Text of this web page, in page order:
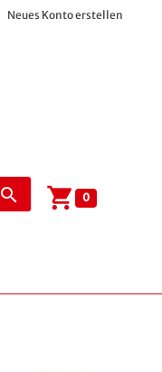
Neues Konto erstellen
search shopping_cart 0